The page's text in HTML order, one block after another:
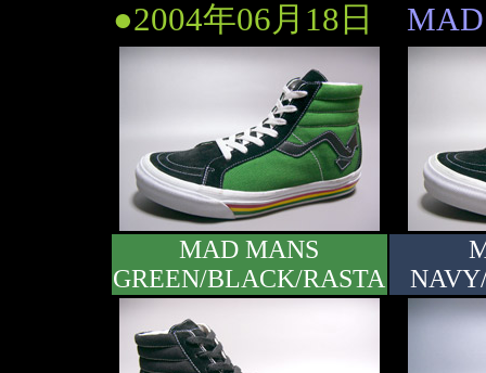
●2004年06月18日
MAD MANS
GREEN/BLACK/RASTA